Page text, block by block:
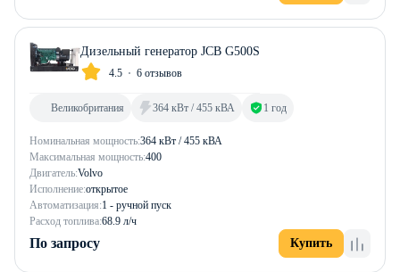
Дизельный генератор JCB G500S
4.5 6 отзывов
Номинальная мощность:364 кВт / 455 кВА
Максимальная мощность:400
Двигатель:Volvo
Исполнение:открытое
Автоматизация:1 - ручной пуск
Расход топлива:68.9 л/ч
Великобритания 364 кВт / 455 кВА 1 год
По запросу Купить